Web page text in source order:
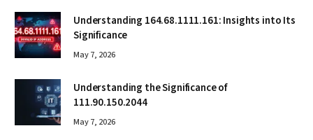
Understanding 164.68.1111.161: Insights into Its
Significance
May 7, 2026
Understanding the Significance of
111.90.150.2044
May 7, 2026